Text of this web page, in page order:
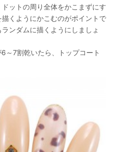
ットの周り全体をかこまずにす
くようにかこむのがポイントで
ンダムに描くようにしましょ
～7割乾いたら、トップコート